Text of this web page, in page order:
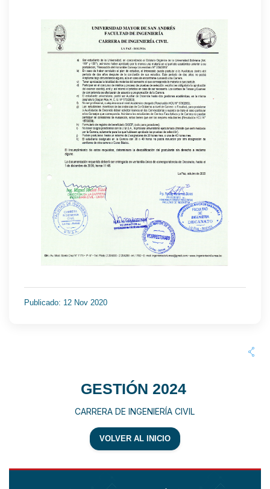
Publicado: 12 Nov 2020
GESTIÓN 2024
CARRERA DE INGENIERÍA CIVIL
VOLVER AL INICIO